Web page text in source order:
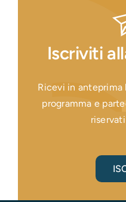
Iscriviti
Ricevi in
programma e